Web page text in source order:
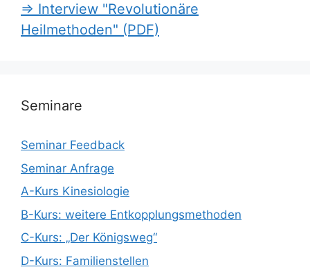
=> Interview "Revolutionäre
Heilmethoden" (PDF)
Seminare
Seminar Feedback
Seminar Anfrage
A-Kurs Kinesiologie
B-Kurs: weitere Entkopplungsmethoden
C-Kurs: „Der Königsweg“
D-Kurs: Familienstellen